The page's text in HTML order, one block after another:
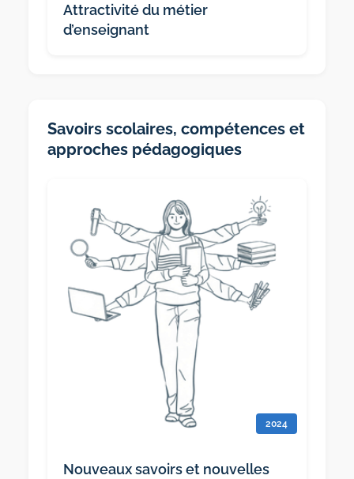
Attractivité du métier
d’enseignant
Savoirs scolaires, compétences et
approches pédagogiques
2024
Nouveaux savoirs et nouvelles